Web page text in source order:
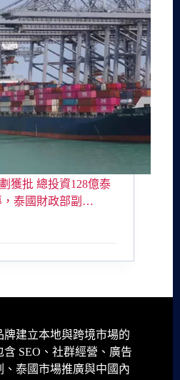
獲批 總投資128億泰
，泰國財政部副…
建立本地與跨境市場的
SEO、社群經營、廣告
泰國市場推廣與中國內